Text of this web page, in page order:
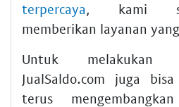
terpercaya, kami
memberikan layanan
Untuk melakukan
JualSaldo.com juga
terus